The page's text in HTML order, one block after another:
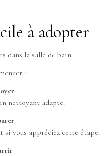
à adopter
dans la salle de bain.
:
nettoyant adapté.
si vous appréciez cette étape.